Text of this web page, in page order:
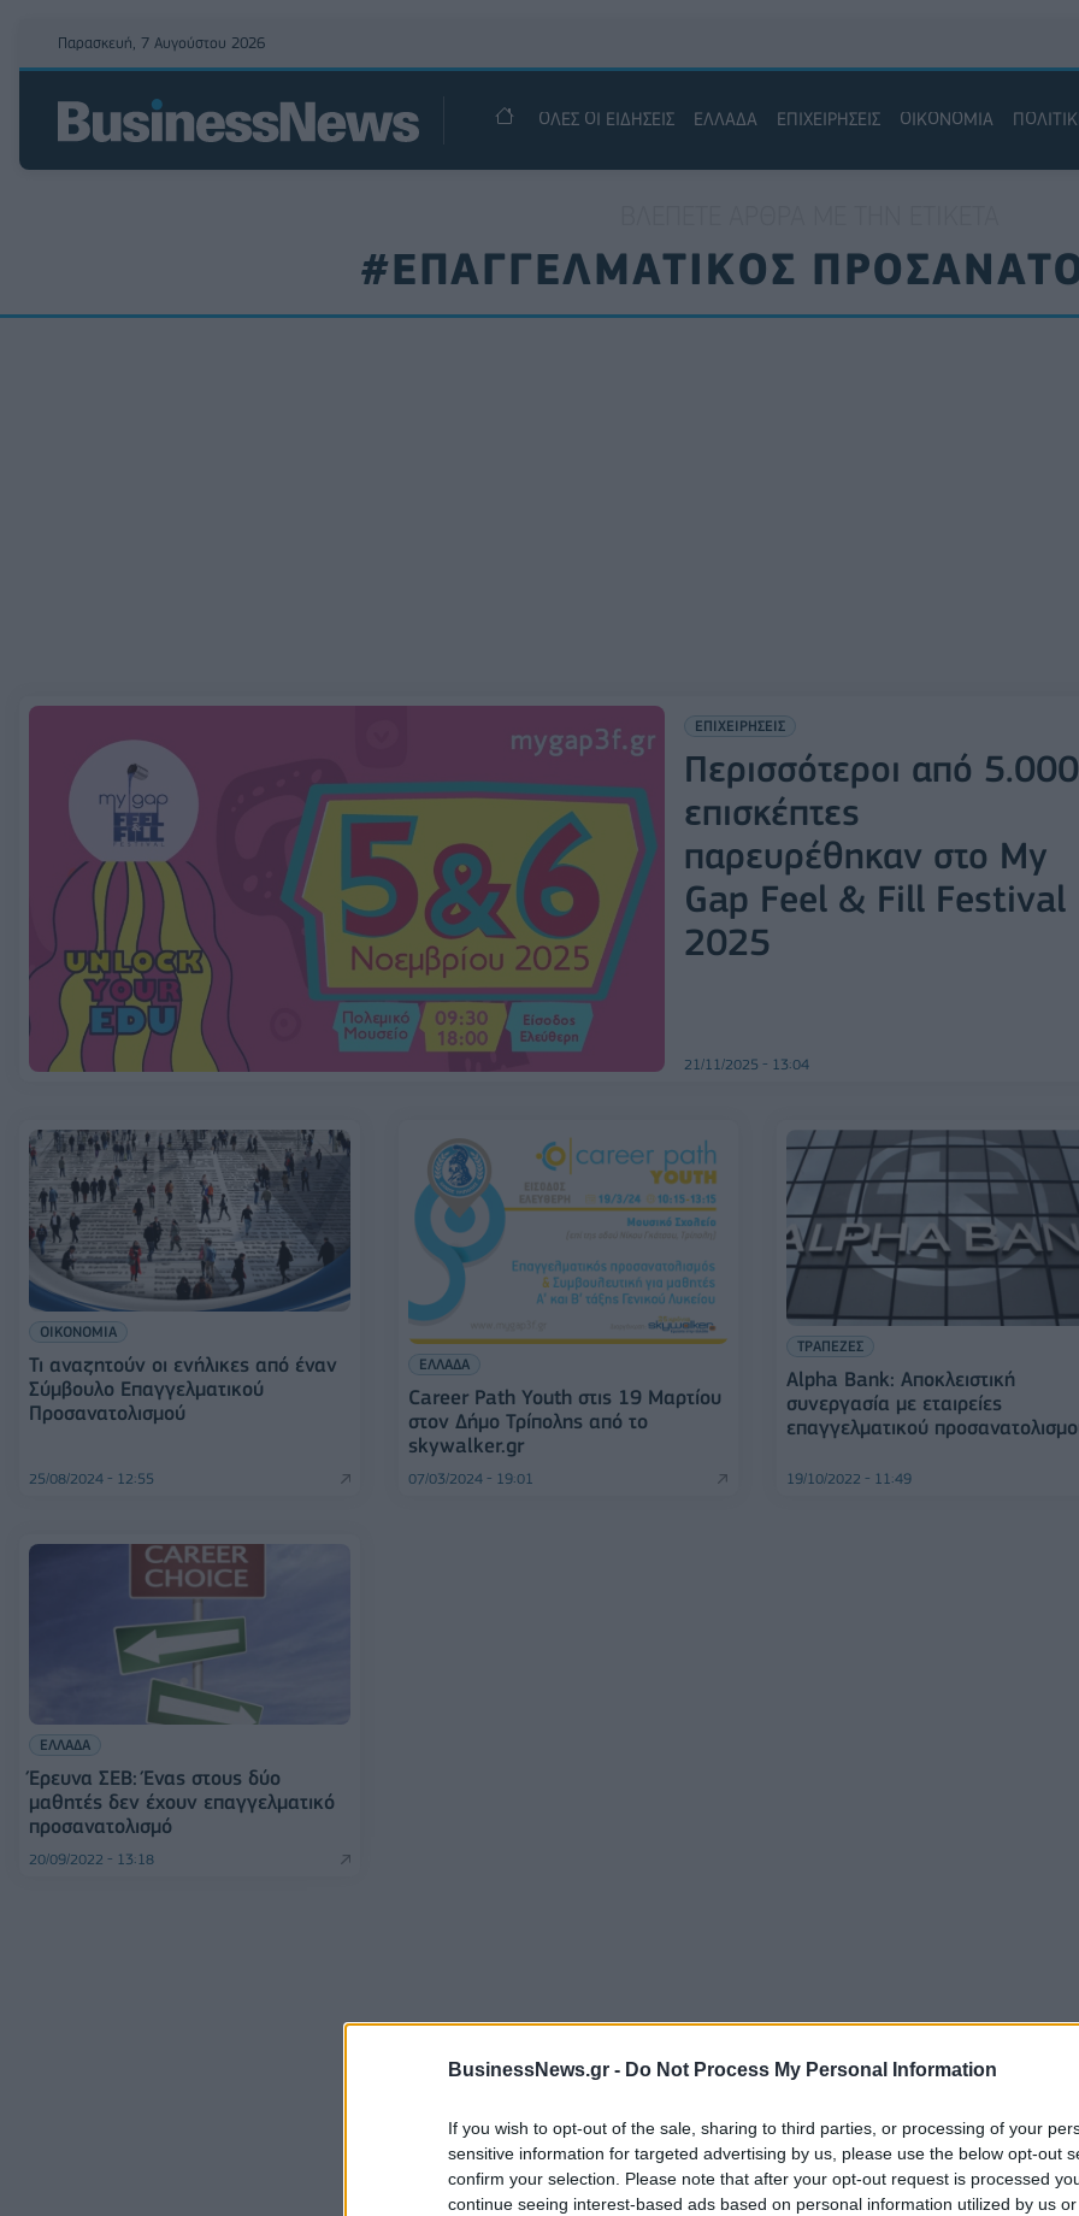
BusinessNews.gr - Do Not Process My Personal Information
If you wish to opt-out of the sale, sharing to third parties, or processing of your
sensitive information for targeted advertising by us, please use the below opt-out
confirm your selection. Please note that after your opt-out request is processed
continue seeing interest-based ads based on personal information utilized by us
Παρασκευή, 7 Αυγούστου 2026
ΟΛΕΣ ΟΙ ΕΙΔΗΣΕΙΣ ΕΛΛΑΔΑ ΕΠΙΧΕΙΡΗΣΕΙΣ ΟΙΚΟΝΟΜΙΑ
#ΕΠΑΓΓΕΛΜΑΤΙΚΟΣ
ΕΠΙΧΕΙΡΗΣΕΙΣ
Περισσότεροι από 5.000
επισκέπτες
παρευρέθηκαν στο My
Gap Feel & Fill Festival
2025
21/11/2025 - 13:04
ΟΙΚΟΝΟΜΙΑ
Τι αναζητούν οι ενήλικες από έναν
Σύμβουλο Επαγγελματικού
Προσανατολισμού
25/08/2024 - 12:55
ΕΛΛΑΔΑ
Career Path Youth στις 19 Μαρτίου
στον Δήμο Τρίπολης από το
skywalker.gr
07/03/2024 - 19:01
ΤΡΑΠΕΖΕΣ
Alpha Bank: Αποκλειστική
συνεργασία με εταιρείες
επαγγελματικού
19/10/2022 - 11:49
ΕΛΛΑΔΑ
Έρευνα ΣΕΒ: Ένας στους δύο
μαθητές δεν έχουν επαγγελματικό
προσανατολισμό
20/09/2022 - 13:18